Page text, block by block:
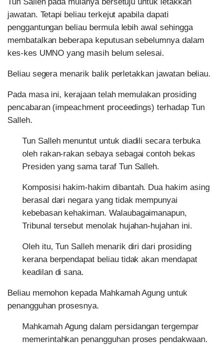
Tun Salleh pada mulanya bersetuju untuk letakkan
jawatan. Tetapi beliau terkejut apabila dapati
penggantungan beliau bermula lebih awal sehingga
membatalkan beberapa keputusan sebelumnya dalam
kes-kes UMNO yang masih belum selesai.
Beliau segera menarik balik perletakkan jawatan beliau.
Pada masa ini, kerajaan telah memulakan prosiding
pencabaran (impeachment proceedings) terhadap Tun
Salleh.
Tun Salleh menuntut untuk diadili secara terbuka
oleh rakan-rakan sebaya sebagai contoh bekas
Presiden yang sama taraf Tun Salleh.
Komposisi hakim-hakim dibantah. Dua hakim asing
berasal dari negara yang tidak mempunyai
kebebasan kehakiman. Walaubagaimanapun,
Tribunal tersebut menolak hujahan-hujahan ini.
Oleh itu, Tun Salleh menarik diri dari prosiding
kerana berpendapat beliau tidak akan mendapat
keadilan di sana.
Beliau memohon kepada Mahkamah Agung untuk
penangguhan prosesnya.
Mahkamah Agung dalam persidangan tergempar
memerintahkan penangguhan proses pendakwaan.